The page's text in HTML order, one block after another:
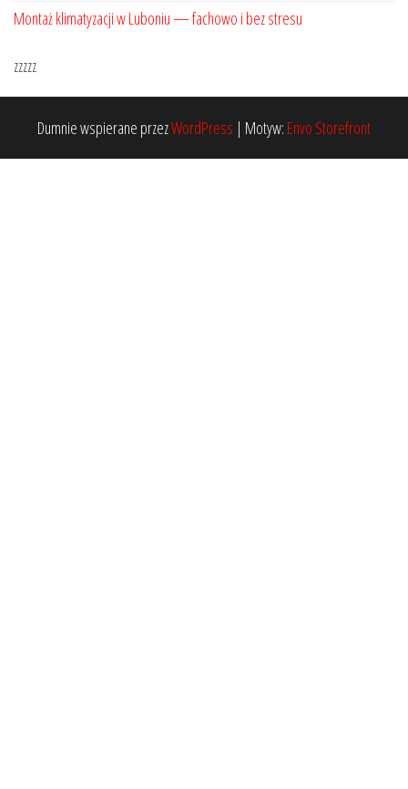
Montaż klimatyzacji w Luboniu — fachowo i bez stresu
zzzzz
Dumnie wspierane przezWordPress | Motyw: Envo Storefront